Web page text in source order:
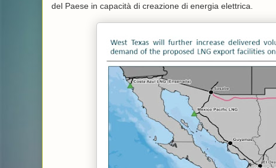
del Paese in capacità di creazione di energia elettrica.